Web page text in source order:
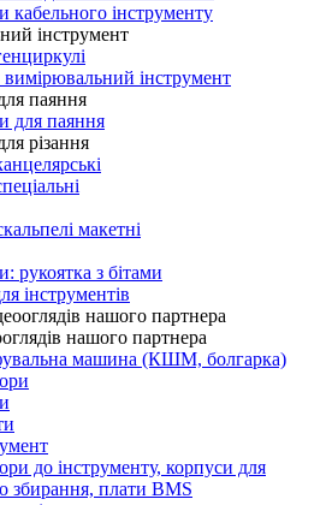
кабельного інструменту
інструмент
інструмент
паяння
для паяння
різання
макетні
рукоятка з бітами
інструментів
нашого партнера
машина (КШМ, болгарка)